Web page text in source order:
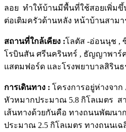
ลอย ทำให้บ้านมีพื้นที่ใช้สอยเพิ่มขึ้
ต่อเติมครัวด้านหลัง หน้าบ้านสาม
สถานที่ใกล้เคียง :โลตัส -อ่อนนุช ,
โรบินสัน ศรีนครินทร์ , ธัญญาพาร์
แสตมฟอร์ด และโรงพยาบาลสิรินธ
การเดินทาง : โครงการอยู่ห่างจาก
หัวหมากประมาณ 5.8 กิโลเมตร ส
เส้นทางด้วยกันคือ ทางถนนพัฒนา
ประมาณ 2.5 กิโลเมตร ทางถนนเฉ